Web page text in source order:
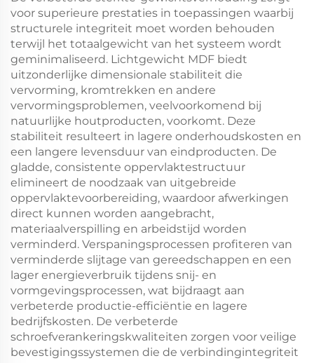
voor superieure prestaties in toepassingen waarbij
structurele integriteit moet worden behouden
terwijl het totaalgewicht van het systeem wordt
geminimaliseerd. Lichtgewicht MDF biedt
uitzonderlijke dimensionale stabiliteit die
vervorming, kromtrekken en andere
vervormingsproblemen, veelvoorkomend bij
natuurlijke houtproducten, voorkomt. Deze
stabiliteit resulteert in lagere onderhoudskosten en
een langere levensduur van eindproducten. De
gladde, consistente oppervlaktestructuur
elimineert de noodzaak van uitgebreide
oppervlaktevoorbereiding, waardoor afwerkingen
direct kunnen worden aangebracht,
materiaalverspilling en arbeidstijd worden
verminderd. Verspaningsprocessen profiteren van
verminderde slijtage van gereedschappen en een
lager energieverbruik tijdens snij- en
vormgevingsprocessen, wat bijdraagt aan
verbeterde productie-efficiëntie en lagere
bedrijfskosten. De verbeterde
schroefverankeringskwaliteiten zorgen voor veilige
bevestigingssystemen die de verbindingintegriteit